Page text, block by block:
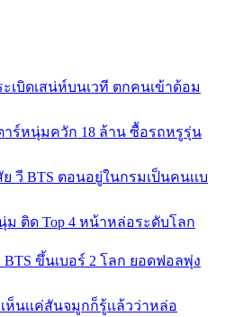
ะเบิดเสน่ห์บนเวที ตกคนเข้าด้อม
าร์หนุ่มควัก 18 ล้าน ซื้อรถหรูรุ่น
วี BTS ตอนอยู่ในกรมเป็นคนเเบ
ติด Top 4 หน้าหล่อระดับโลก
ขึ้นเบอร์ 2 โลก ยอดฟอลพุ่ง
ห็นเเค่สันจมูกก็รู้เเล้วว่าหล่อ